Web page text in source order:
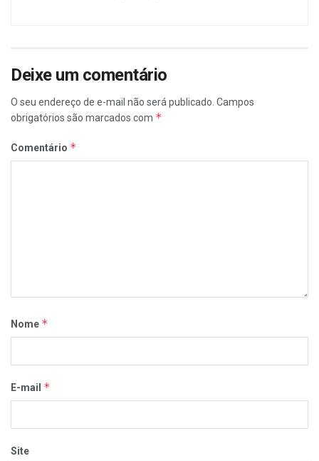
Deixe um comentário
O seu endereço de e-mail não será publicado. Campos
obrigatórios são marcados com *
Comentário *
Nome *
E-mail *
Site